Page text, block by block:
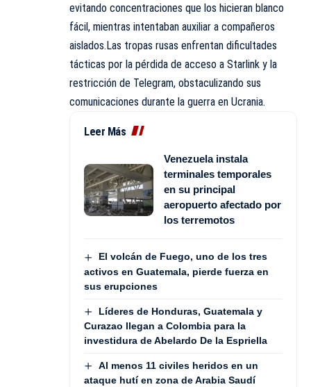
evitando concentraciones que los hicieran blanco
fácil, mientras intentaban auxiliar a compañeros
aislados.Las tropas rusas enfrentan dificultades
tácticas por la pérdida de acceso a Starlink y la
restricción de Telegram, obstaculizando sus
comunicaciones durante la guerra en Ucrania.
Leer Más
Venezuela instala
terminales temporales
en su principal
aeropuerto afectado por
los terremotos
El volcán de Fuego, uno de los tres
activos en Guatemala, pierde fuerza en
sus erupciones
Líderes de Honduras, Guatemala y
Curazao llegan a Colombia para la
investidura de Abelardo De la Espriella
Al menos 11 civiles heridos en un
ataque hutí en zona de Arabia Saudí